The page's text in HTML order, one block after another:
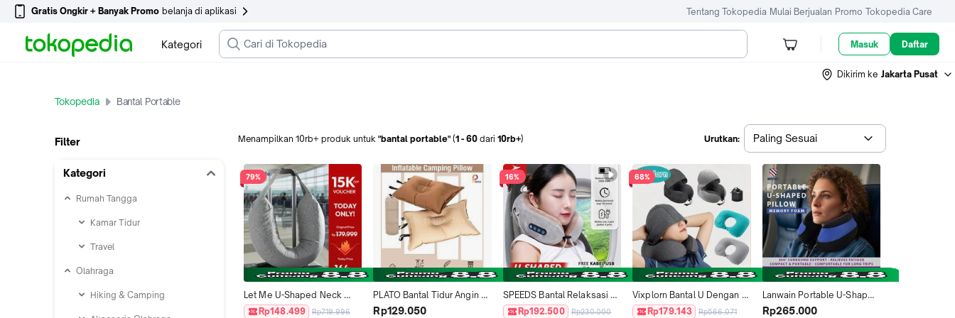
Gratis Ongkir + Banyak Promo belanja di aplikasi Tentang Tokopedia Mulai Berjualan Promo Tokopedia Care
Kategori Masuk Daftar
Dikirim ke Jakarta Pusat
Tokopedia Bantal Portable
Filter
Kategori
Rumah Tangga
Kamar Tidur
Travel
Olahraga
Hiking & Camping
Menampilkan 10rb+ produk untuk "bantal portable" (1 -60 dari 10rb+) Urutkan: Paling Sesuai
79%
Let Me U-Shaped Neck
Pillow - Bantal Leher
Rp148.499 Rp719.996
PLATO Bantal Tidur Angin
Inflatable Camping
Rp129.050
16%
SPEEDS Bantal Relaksasi
Leher Bentuk U Massage
Rp192.500 Rp230.000
68%
Vixplorn Bantal U Dengan
Penutup Kepala Bantal
Rp179.143 Rp566.071
Lanwain Portable U-Shaped
Pillow memory foam bantal
Rp265.000